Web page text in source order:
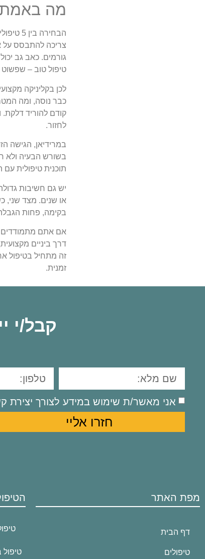
מה באמת
צריכה להתבסס על
גורמים. כאב גב
טיפול טוב –
לכן בקליניקה
כבר נוסה, ומה
קודם להוריד
לחזור.
במרידיאן, הגישה
בשורש הבעיה ולא
תוכנית טיפולית עם
יש גם חשיבות
או שנים. מצד שני,
בקימה, פחות הגבלה
אם אתם מתמודדים
דרך ביניים
זה מתחיל בטיפול
זמנית.
קבל/י
אני מאשר/ת שימוש במידע לצורך יצירת
חזרו אליי
מפת האתר
דף הבית
טיפולים טיפול